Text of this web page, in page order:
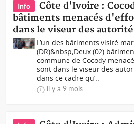
Info
Côte d'Ivoire :
bâtiments menacés
dans le viseur des
L’un des bâtiments visité
(DR)&nbsp;Deux (02)
commune de Cocody
sont dans le viseur des
dans ce cadre qu’...
il y a 9 mois